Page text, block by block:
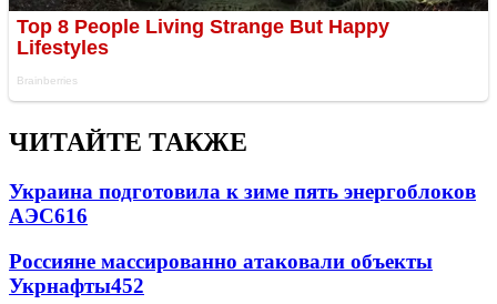
ЧИТАЙТЕ ТАКЖЕ
Украина подготовила к зиме пять энергоблоков
АЭС616
Россияне массированно атаковали объекты
Укрнафты452